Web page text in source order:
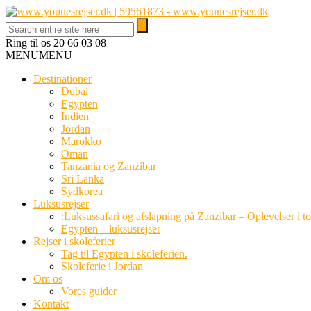
Ring til os 20 66 03 08
MENUMENU
Destinationer
Dubai
Egypten
Indien
Jordan
Marokko
Oman
Tanzania og Zanzibar
Sri Lanka
Sydkorea
Luksusrejser
:Luksussafari og afslapning på Zanzibar – Oplevelser i
Egypten – luksusrejser
Rejser i skoleferier
Tag til Egypten i skoleferien.
Skoleferie i Jordan
Om os
Vores guider
Kontakt